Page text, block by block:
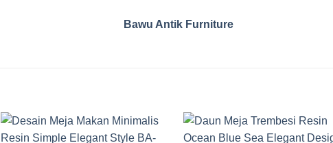
Bawu Antik Furniture